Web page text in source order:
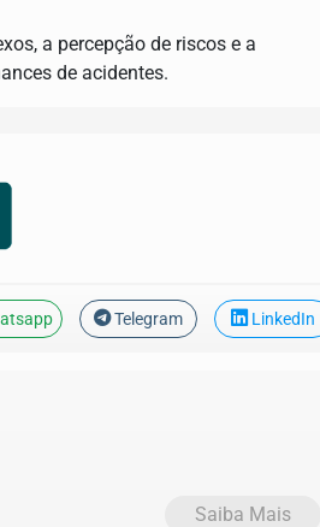
a percepção de riscos e a
de acidentes.
Telegram LinkedIn
Saiba Mais